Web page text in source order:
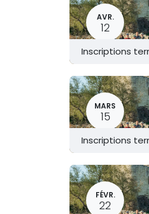
AVR.
12
Inscriptions
MARS
15
Inscriptions
FÉVR.
22